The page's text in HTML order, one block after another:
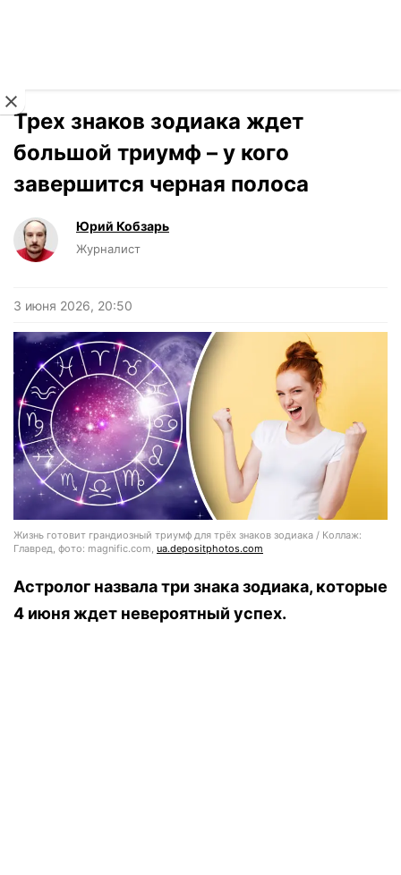
Трех знаков зодиака ждет
большой триумф – у кого
завершится черная полоса
Юрий Кобзарь
Журналист
3 июня 2026, 20:50
Жизнь готовит грандиозный триумф для трёх знаков зодиака / Коллаж:
Главред, фото: magnific.com, ua.depositphotos.com
Астролог назвала три знака зодиака, которые
4 июня ждет невероятный успех.